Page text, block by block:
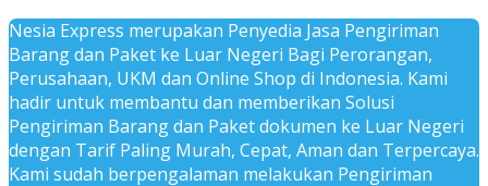
Nesia Express merupakan Penyedia Jasa Pengiriman
Barang dan Paket ke Luar Negeri Bagi Perorangan,
Perusahaan, UKM dan Online Shop di Indonesia. Kami
hadir untuk membantu dan memberikan Solusi
Pengiriman Barang dan Paket dokumen ke Luar Negeri
dengan Tarif Paling Murah, Cepat, Aman dan Terpercaya.
Kami sudah berpengalaman melakukan Pengiriman